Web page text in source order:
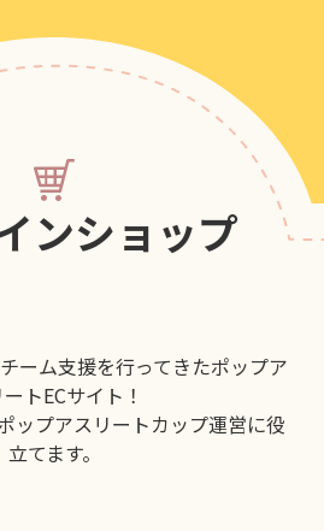
ンショップ
ーム支援を行ってきたポップア
トECサイト！
ップアスリートカップ運営に役
立てます。